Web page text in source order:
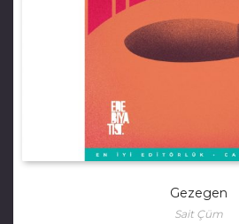
Gezegen
Sait Çüm